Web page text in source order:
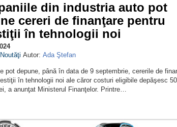
din industria auto pot
cereri de finanţare pentru
în tehnologii noi
Noutăţi Autor: Ada Ştefan
pot depune, până în data de 9 septembrie, cererile de
în tehnologii noi ale căror costuri eligibile depăşesc 50
a anunţat Ministerul Finanţelor. Printre…